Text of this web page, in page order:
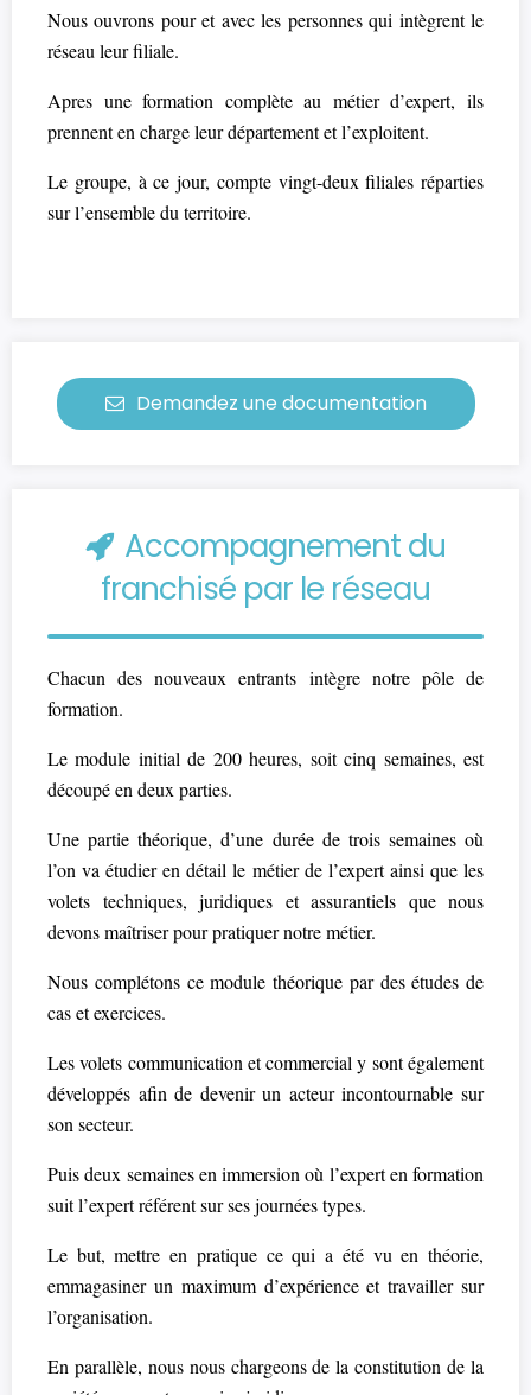
Nous ouvrons pour et avec les personnes qui intègrent le
réseau leur filiale.
Apres une formation complète au métier d’expert, ils
prennent en charge leur département et l’exploitent.
Le groupe, à ce jour, compte vingt-deux filiales réparties
sur l’ensemble du territoire.
Demandez une documentation
Accompagnement du
franchisé par le réseau
Chacun des nouveaux entrants intègre notre pôle de
formation.
Le module initial de 200 heures, soit cinq semaines, est
découpé en deux parties.
Une partie théorique, d’une durée de trois semaines où
l’on va étudier en détail le métier de l’expert ainsi que les
volets techniques, juridiques et assurantiels que nous
devons maîtriser pour pratiquer notre métier.
Nous complétons ce module théorique par des études de
cas et exercices.
Les volets communication et commercial y sont également
développés afin de devenir un acteur incontournable sur
son secteur.
Puis deux semaines en immersion où l’expert en formation
suit l’expert référent sur ses journées types.
Le but, mettre en pratique ce qui a été vu en théorie,
emmagasiner un maximum d’expérience et travailler sur
l’organisation.
En parallèle, nous nous chargeons de la constitution de la